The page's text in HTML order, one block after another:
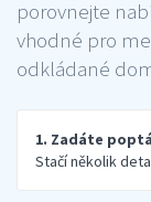
porovnejte
vhodné pro
odkládané
1. Zadáte
Stačí několik